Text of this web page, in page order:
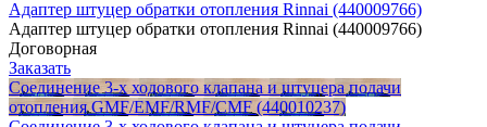
Адаптер штуцер обратки отопления Rinnai (440009766)
Адаптер штуцер обратки отопления Rinnai (440009766)
Договорная
Заказать
Соединение 3-х ходового клапана и штуцера подачи
отопления GMF/EMF/RMF/CMF (440010237)